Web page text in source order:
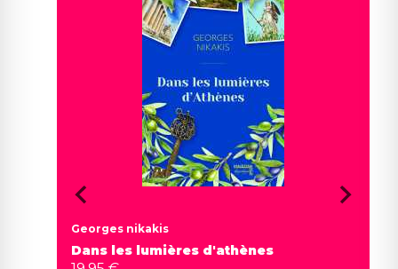
Georges nikakis
Dans les lumières d'athènes